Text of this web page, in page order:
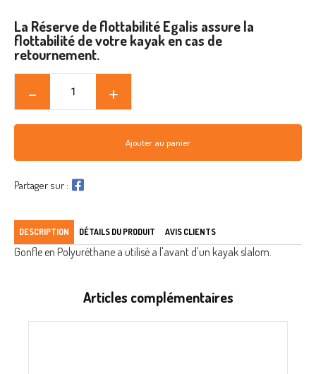
Articles complémentaires
DESCRIPTION DÉTAILS DU PRODUIT AVIS CLIENTS
Gonfle en Polyuréthane a utilisé a l'avant d'un kayak slalom.
La Réserve de flottabilité Egalis assure la
flottabilité de votre kayak en cas de
retournement.
Ajouter au panier
Partager sur :